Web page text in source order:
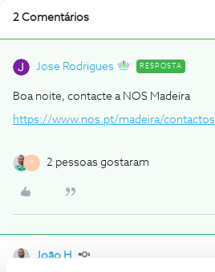
2 Comentários
Jose Rodrigues RESPOSTA
Boa noite, contacte a NOS Madeira
https://www.nos.pt/madeira/contactos
P 2 pessoas gostaram
João H.